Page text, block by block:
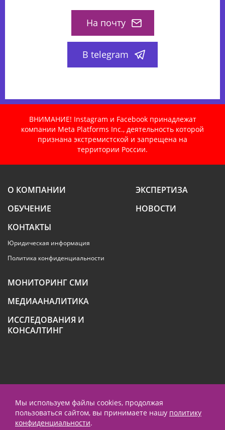
На почту
В telegram
ВНИМАНИЕ! Instagram и Facebook принадлежат
компании Meta Platforms Inc., деятельность которой
признана экстремистской и запрещена на
территории России.
О КОМПАНИИ
ЭКСПЕРТИЗА
ОБУЧЕНИЕ
НОВОСТИ
КОНТАКТЫ
Юридическая информация
Политика конфиденциальности
МОНИТОРИНГ СМИ
МЕДИААНАЛИТИКА
ИССЛЕДОВАНИЯ И
КОНСАЛТИНГ
+7 (495) 789-4259
contact@prnews.ru
Мы используем файлы cookies, продолжая
пользоваться сайтом, вы принимаете нашу политику
конфиденциальности.